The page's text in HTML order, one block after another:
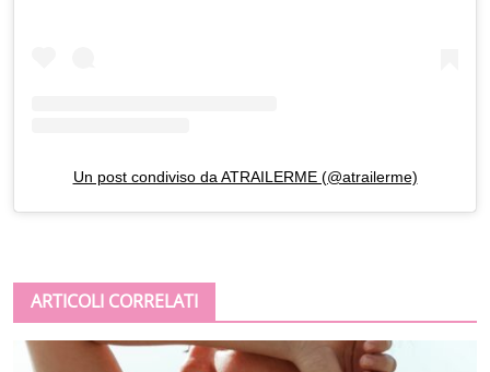
Un post condiviso da ATRAILERME (@atrailerme)
ARTICOLI CORRELATI